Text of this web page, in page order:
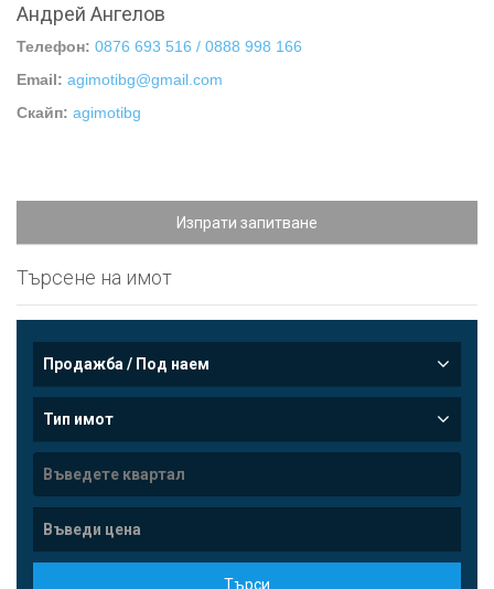
Андрей Ангелов
Телефон: 0876 693 516 / 0888 998 166
Email: agimotibg@gmail.com
Скайп: agimotibg
Изпрати запитване
Търсене на имот
Продажба / Под наем
Тип имот
Търси